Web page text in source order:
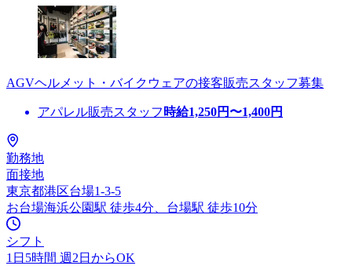
AGVヘルメット・バイクウェアの接客販売スタッフ募集
アパレル販売スタッフ 時給1,250円〜1,400円
勤務地
面接地
東京都港区台場1-3-5
お台場海浜公園駅 徒歩4分、台場駅 徒歩10分
シフト
1日5時間 週2日からOK